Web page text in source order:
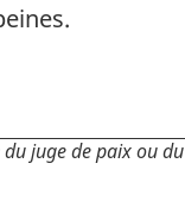
juge de paix ou